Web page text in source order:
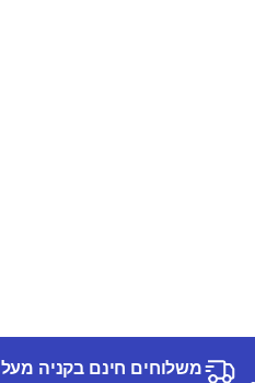
משלוחים חינם בקניה מעל 249 ש"ח